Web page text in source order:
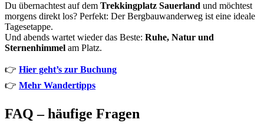
Du übernachtest auf dem Trekkingplatz Sauerland und möchtest
morgens direkt los? Perfekt: Der Bergbauwanderweg ist eine ideale
Tagesetappe.
Und abends wartet wieder das Beste: Ruhe, Natur und
Sternenhimmel am Platz.
👉 Hier geht’s zur Buchung
👉 Mehr Wandertipps
FAQ – häufige Fragen